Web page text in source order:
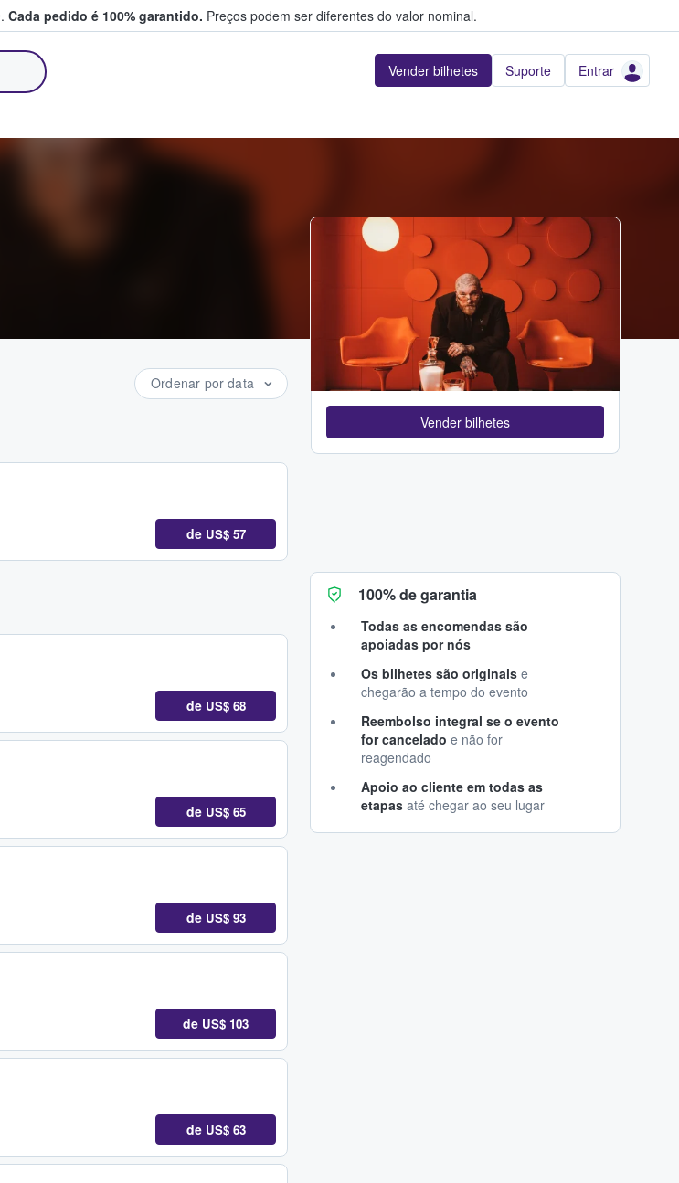
Cada pedido é 100% garantido. Preços podem ser diferentes do valor nominal.
Vender bilhetes Suporte Entrar
Ordenar por data
de US$ 57
de US$ 68
de US$ 65
de US$ 93
de US$ 103
de US$ 63
Vender bilhetes
100% de garantia
Todas as encomendas são
apoiadas por nós
Os bilhetes são originais e
chegarão a tempo do evento
Reembolso integral se o evento
for cancelado e não for
reagendado
Apoio ao cliente em todas as
etapas até chegar ao seu lugar